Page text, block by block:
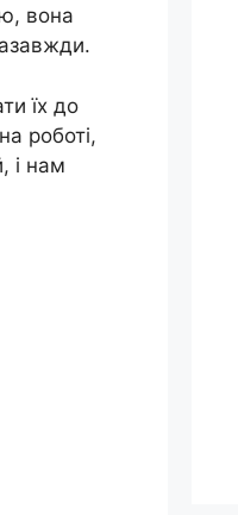
вона
їх до
роботі,
і нам